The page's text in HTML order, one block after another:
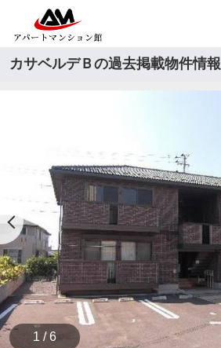
カサベルデＢの過去掲載物件情報
1 / 6